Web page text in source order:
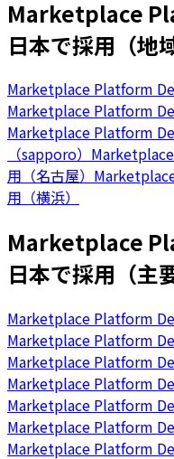
Marketplace
日本で採用（地
Marketplace Platform
Marketplace Platform
Marketplace Platform
（sapporo）
用（名古屋）
用（横浜）
Marketplace
日本で採用（主
Marketplace Platform
Marketplace Platform
Marketplace Platform
Marketplace Platform
Marketplace Platform
Marketplace Platform
Marketplace Platform